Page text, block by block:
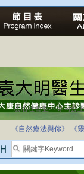
法治社會並不等同公
自家教育合法化-推動
《自然療法與你》
《